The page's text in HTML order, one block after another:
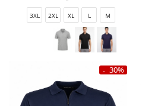
M
L
XL
2XL
3XL
30%